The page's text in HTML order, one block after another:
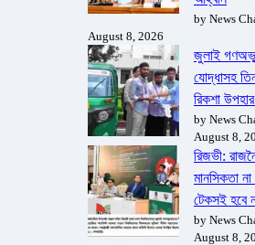
by News
August 8, 2026
জুলাই
যোদ্ধাসহ
রিকশা উপহার
by News
August 8,
রিজভী:
মানসিকতা
টেকসই হবে
by News
August 8,